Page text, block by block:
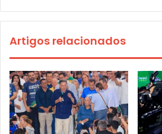
Artigos relacionados